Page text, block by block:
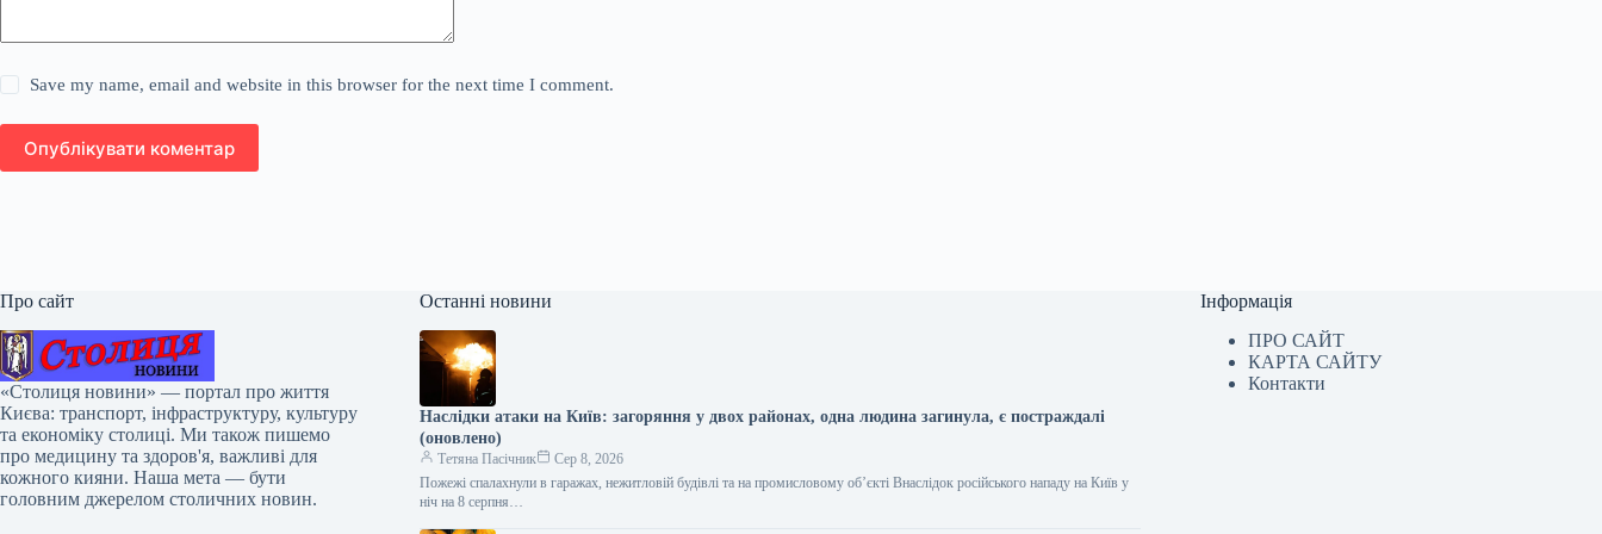
Save my name, email and website in this browser for the next time I comment.
Опублікувати коментар
Про сайт
«Столиця новини» — портал про життя
Києва: транспорт, інфраструктуру, культуру
та економіку столиці. Ми також пишемо
про медицину та здоров'я, важливі для
кожного кияни. Наша мета — бути
головним джерелом столичних новин.
Останні новини
Наслідки атаки на Київ: загоряння у двох районах, одна людина загинула, є постраждалі
(оновлено)
Тетяна Пасічник
Сер 8, 2026
Пожежі спалахнули в гаражах, нежитловій будівлі та на промисловому об’єкті Внаслідок російського нападу на Київ у
ніч на 8 серпня…
Інформація
ПРО САЙТ
КАРТА САЙТУ
Контакти